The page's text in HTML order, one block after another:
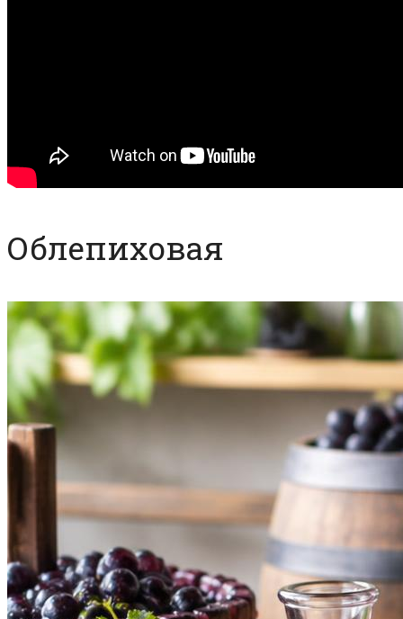
Облепиховая